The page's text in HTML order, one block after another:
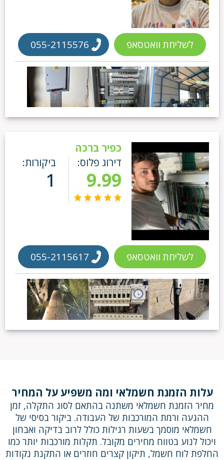
לשליחת וואטסאפ 055-2115576
כפיר ברכה
דירוג פלוס:
9.99
ביקורות:
1
לשליחת וואטסאפ 055-2115617
עלות הזמנת חשמלאי ומה משפיע על המחיר
מחיר הזמנת חשמלאי משתנה בהתאם לסוג התקלה, זמן
ההגעה ורמת המורכבות של העבודה. ביקור בסיסי של
חשמלאי מוסמך בשעות רגילות כולל לרוב בדיקה ואבחון
ויכול לנוע בטווח מחירים מקובל. תקלות מורכבות יותר כמו
החלפת לוח חשמל, תיקון קצרים חוזרים או התקנת נקודות